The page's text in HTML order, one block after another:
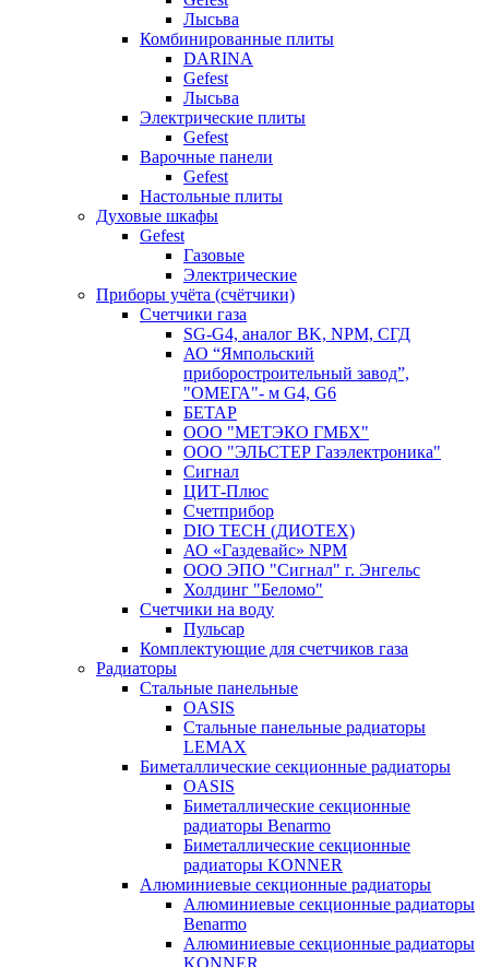
Лысьва
Комбинированные плиты
DARINA
Gefest
Лысьва
Электрические плиты
Gefest
Варочные панели
Gefest
Настольные плиты
Духовые шкафы
Gefest
Газовые
Электрические
Приборы учёта (счётчики)
Счетчики газа
SG-G4, аналог BK, NPM, СГД
АО “Ямпольский
приборостроительный завод”,
"ОМЕГА"- м G4, G6
БЕТАР
ООО "МЕТЭКО ГМБХ"
ООО "ЭЛЬСТЕР Газэлектроника"
Сигнал
ЦИТ-Плюс
Счетприбор
DIO TECH (ДИОТЕХ)
АО «Газдевайс» NPM
ООО ЭПО "Сигнал" г. Энгельс
Холдинг "Беломо"
Счетчики на воду
Пульсар
Комплектующие для счетчиков газа
Радиаторы
Стальные панельные
OASIS
Стальные панельные радиаторы
LEMAX
Биметаллические секционные радиаторы
OASIS
Биметаллические секционные
радиаторы Benarmo
Биметаллические секционные
радиаторы KONNER
Алюминиевые секционные радиаторы
Алюминиевые секционные радиаторы
Benarmo
Алюминиевые секционные радиаторы
KONNER